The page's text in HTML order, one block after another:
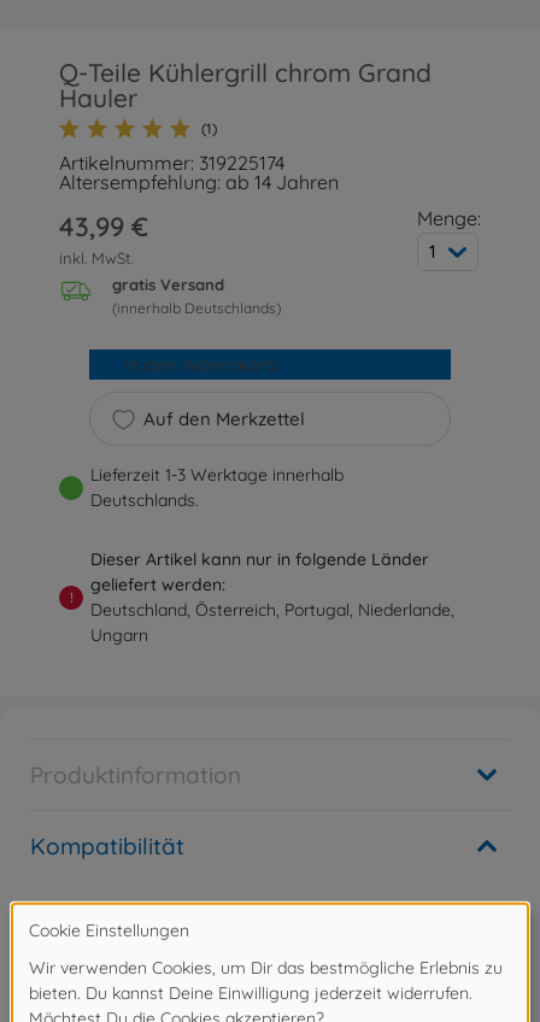
Q-Teile Kühlergrill chrom Grand
Hauler
(1)
Artikelnummer: 319225174
Altersempfehlung: ab 14 Jahren
43,99 €
inkl. MwSt.
gratis Versand
(innerhalb Deutschlands)
Menge:
1
Auf den Merkzettel
In den Warenkorb
Lieferzeit 1-3 Werktage innerhalb
Deutschlands.
!
Dieser Artikel kann nur in folgende Länder
geliefert werden:
Deutschland, Österreich, Portugal, Niederlande,
Ungarn
Produktinformation
Kompatibilität
Grand Hauler FOK
300056343
Nicht mehr verfügbar